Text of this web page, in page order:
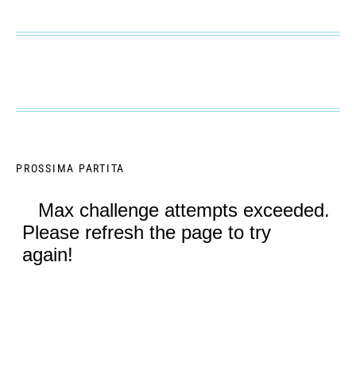
PROSSIMA PARTITA